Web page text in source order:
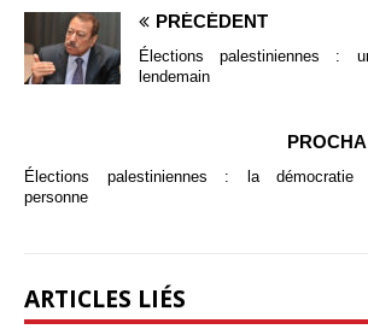
PRÉCÉDENT
Élections palestiniennes :
lendemain
Élections palestiniennes : la démocratie
personne
ARTICLES LIÉS